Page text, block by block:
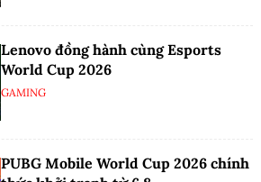
Lenovo đồng hành cùng Esports
World Cup 2026
GAMING
PUBG Mobile World Cup 2026 chính